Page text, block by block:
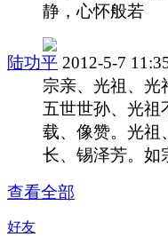
静，心怀般若
陆功平 2012-5-7
宗亲、光祖、光
五世世孙、光祖
载、像赞。光祖
长、锡泽芳。如
查看全部
好友